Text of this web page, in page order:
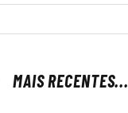
MAIS RECENTES...